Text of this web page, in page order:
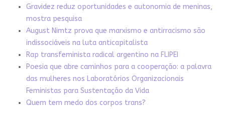
Gravidez reduz oportunidades e autonomia de meninas,
mostra pesquisa
August Nimtz prova que marxismo e antirracismo são
indissociáveis na luta anticapitalista
Rap transfeminista radical argentino na FLIPEI
Poesia que abre caminhos para a cooperação: a palavra
das mulheres nos Laboratórios Organizacionais
Feministas para Sustentação da Vida
Quem tem medo dos corpos trans?